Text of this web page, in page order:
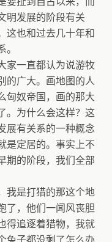
明发展的阶段有关
这也和过去几十年和
家一直都认为说游牧
的广大。画地图的人
匈奴帝国，画的那大
。为什么会这样？这
展有关系的一种概念
是定居的。事实上不
期的阶段，我们全部
我是打猎的那这个地
了，他们一闻风丧胆
得追逐着猎物，我就